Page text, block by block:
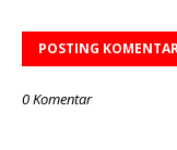
POSTING
0 Komentar